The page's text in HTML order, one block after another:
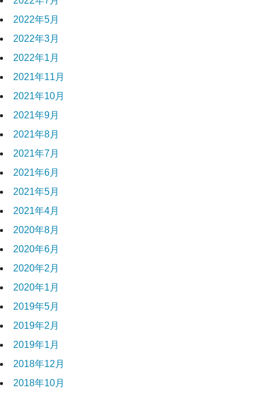
2022年5月
2022年3月
2022年1月
2021年11月
2021年10月
2021年9月
2021年8月
2021年7月
2021年6月
2021年5月
2021年4月
2020年8月
2020年6月
2020年2月
2020年1月
2019年5月
2019年2月
2019年1月
2018年12月
2018年10月